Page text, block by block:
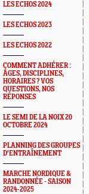
LES ECHOS 2024
LES ECHOS 2023
LES ECHOS 2022
COMMENT ADHÉRER :
ÂGES, DISCIPLINES,
HORAIRES ? VOS
QUESTIONS, NOS
RÉPONSES
LE SEMI DE LA NOIX 20
OCTOBRE 2024
PLANNING DES GROUPES
D'ENTRAÎNEMENT
MARCHE NORDIQUE &
RANDONNÉE - SAISON
2024-2025